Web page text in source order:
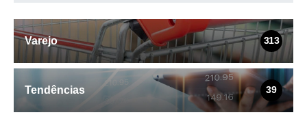
Varejo 313
Tendências 39